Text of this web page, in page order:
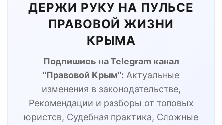
ДЕРЖИ РУКУ НА ПУЛЬСЕ
ПРАВОВОЙ ЖИЗНИ
КРЫМА
Подпишись на Telegram канал
"Правовой Крым": Актуальные
изменения в законодательстве,
Рекомендации и разборы от топовых
юристов, Судебная практика, Сложные